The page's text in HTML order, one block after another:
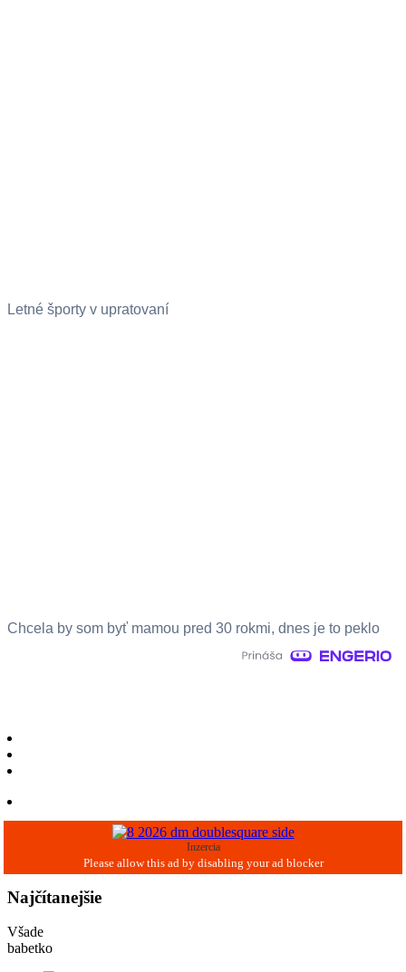
Letné športy v upratovaní
Chcela by som byť mamou pred 30 rokmi, dnes je to peklo
Inzercia
Najčítanejšie
Všade
babetko